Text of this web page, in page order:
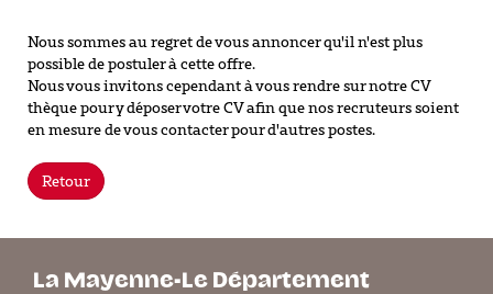
Nous sommes au regret de vous annoncer qu'il n'est plus
possible de postuler à cette offre.
Nous vous invitons cependant à vous rendre sur notre CV
thèque pour y déposer votre CV afin que nos recruteurs soient
en mesure de vous contacter pour d'autres postes.
Retour
La Mayenne-Le Département